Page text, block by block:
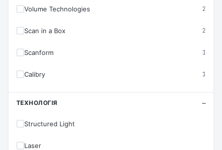
Volume Technologies 2
Scan in a Box 2
Scanform 1
Calibry 1
ТЕХНОЛОГІЯ
Structured Light
Laser